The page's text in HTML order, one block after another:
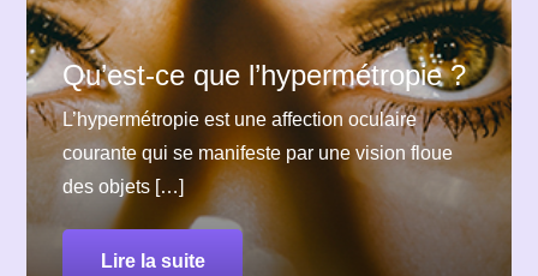
Qu’est-ce que l’hypermétropie ?
L’hypermétropie est une affection oculaire
courante qui se manifeste par une vision floue
des objets […]
lire la suite